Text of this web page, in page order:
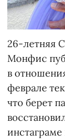
26-летняя
Монфис
в
феврале
что берет